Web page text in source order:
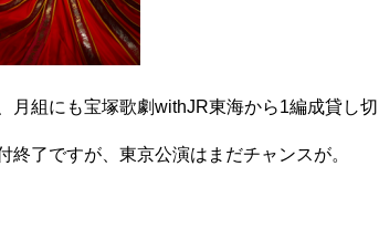
月組にも宝塚歌劇withJR東海から1編成貸し
終了ですが、東京公演はまだチャンスが。